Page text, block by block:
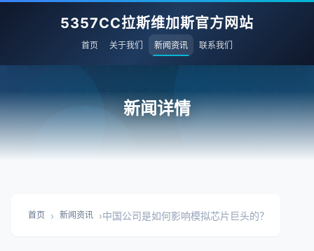
5357CC拉斯维加斯官方网站
首页 关于我们 新闻资讯 联系我们
新闻详情
首页 › 新闻资讯 ›中国公司是如何影响模拟芯片巨头的？